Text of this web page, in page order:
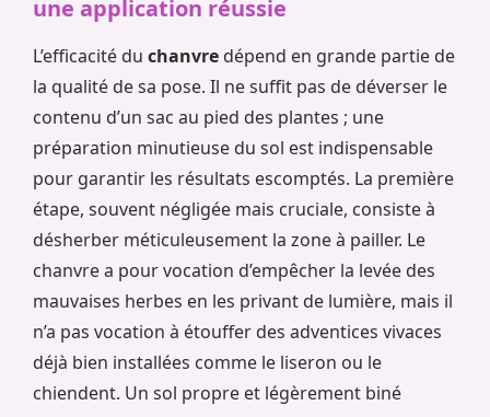
une application réussie
L’efficacité du chanvre dépend en grande partie de
la qualité de sa pose. Il ne suffit pas de déverser le
contenu d’un sac au pied des plantes ; une
préparation minutieuse du sol est indispensable
pour garantir les résultats escomptés. La première
étape, souvent négligée mais cruciale, consiste à
désherber méticuleusement la zone à pailler. Le
chanvre a pour vocation d’empêcher la levée des
mauvaises herbes en les privant de lumière, mais il
n’a pas vocation à étouffer des adventices vivaces
déjà bien installées comme le liseron ou le
chiendent. Un sol propre et légèrement biné